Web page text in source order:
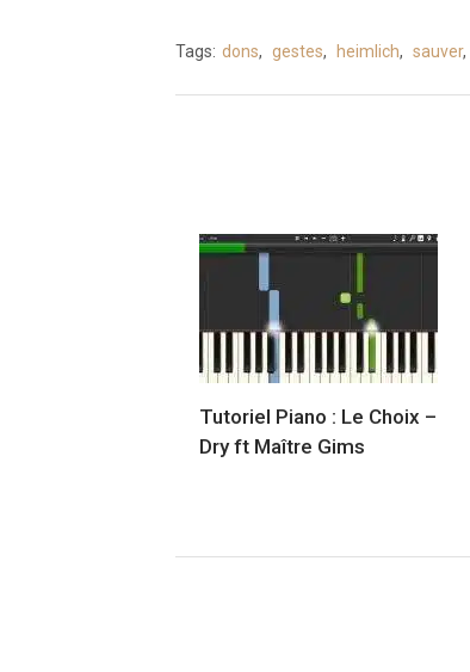
Tags: dons, gestes, heimlich, sauver,
Tutoriel Piano : Le Choix –
Dry ft Maître Gims